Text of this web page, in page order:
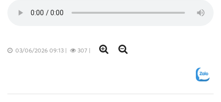
03/06/2026 09:13 | 307 |